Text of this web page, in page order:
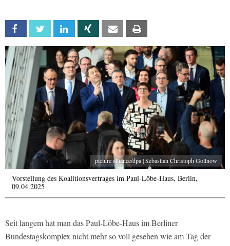
Facebook Twitter Linkedin Xing Email
picture alliance/dpa | Sebastian Christoph Gollnow
Vorstellung des Koalitionsvertrages im Paul-Löbe-Haus, Berlin,
09.04.2025
Seit langem hat man das Paul-Löbe-Haus im Berliner
Bundestagskomplex nicht mehr so voll gesehen wie am Tag der